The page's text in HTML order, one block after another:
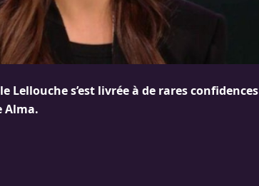
Lellouche s’est livrée à de rares confidences
Alma.